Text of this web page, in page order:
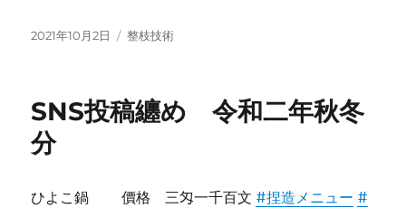
投
2021年10月2日
カ
ー
整枝技術
SNS投稿纏め 令和二年秋冬
分
ひよこ鍋 價格 三匁一千百文 #捏造メニュー #